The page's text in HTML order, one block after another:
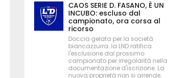
CAOS SERIE D. FASANO, È UN
INCUBO: escluso dal
campionato, ora corsa al
ricorso
Doccia gelata per la società
biancazzurra: la LND ratifica
l'esclusione dal prossimo
campionato per irregolarità nella
documentazione d'iscrizione. La
nuova proprietà non si arrende.